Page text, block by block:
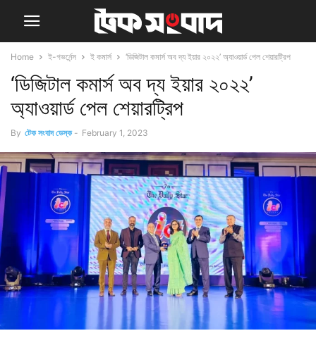
Home ই-গভর্নেন্স ই কমার্স ‘ডিজিটাল কমার্স অব দ্য ইয়ার ২০২২’ অ্যাওয়ার্ড পেল শেয়ারট্রিপ
‘ডিজিটাল কমার্স অব দ্য ইয়ার ২০২২’
অ্যাওয়ার্ড পেল শেয়ারট্রিপ
By টেক সংবাদ ডেস্ক - February 1, 2023